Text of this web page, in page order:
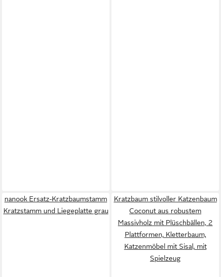
nanook Ersatz-Kratzbaumstamm
Kratzstamm und Liegeplatte grau
Kratzbaum stilvoller Katzenbaum
Coconut aus robustem
Massivholz mit Plüschbällen, 2
Plattformen, Kletterbaum,
Katzenmöbel mit Sisal, mit
Spielzeug